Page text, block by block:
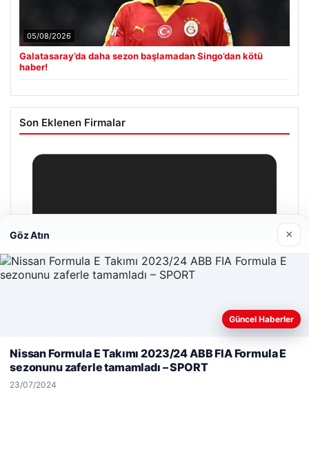
05/08/2026
Galatasaray’da daha sezon başlamadan Singo’dan kötü
haber!
Son Eklenen Firmalar
Web sitemizi nasıl kullandığınızı daha iyi anlayabilmek,
kullanıyoruz.Çerez Politikamız
Göz Atın ×
Güncel Haberler
Nissan Formula E Takımı 2023/24 ABB FIA Formula E
sezonunu zaferle tamamladı – SPORT
23/07/2024